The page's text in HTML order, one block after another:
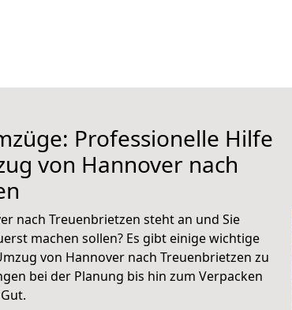
Professionelle Hilfe
von Hannover nach
nach Treuenbrietzen steht an und Sie
machen sollen? Es gibt einige wichtige
von Hannover nach Treuenbrietzen zu
bei der Planung bis hin zum Verpacken